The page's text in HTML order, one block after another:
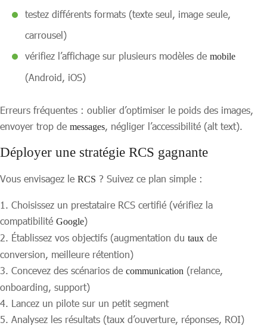
testez différents formats (texte seul, image seule,
carrousel)
vérifiez l’affichage sur plusieurs modèles de mobile
(Android, iOS)
Erreurs fréquentes : oublier d’optimiser le poids des images,
envoyer trop de messages, négliger l’accessibilité (alt text).
Déployer une stratégie RCS gagnante
Vous envisagez le RCS ? Suivez ce plan simple :
Choisissez un prestataire RCS certifié (vérifiez la
compatibilité Google)
Établissez vos objectifs (augmentation du taux de
conversion, meilleure rétention)
Concevez des scénarios de communication (relance,
onboarding, support)
Lancez un pilote sur un petit segment
Analysez les résultats (taux d’ouverture, réponses, ROI)